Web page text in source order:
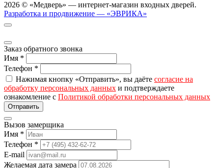
2026 © «Медверь» — интернет-магазин входных дверей.
Разработка и продвижение — «ЭВРИКА»
Заказ обратного звонка
Имя *
Телефон *
Нажимая кнопку «Отправить», вы даёте согласие на
обработку персональных данных и подтверждаете
ознакомление с Политикой обработки персональных данных
Вызов замерщика
Имя *
Телефон *
E-mail
Желаемая дата замера